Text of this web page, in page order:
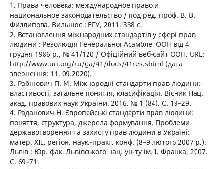
1. Права человека: международное право и
национальное законодательство / под ред. проф. В. В.
Филлипова. Вильнюс : ЕГУ, 2011. 338 с.
2. Встановлення міжнародних стандартів у сфері прав
людини : Резолюція Генеральної Асамблеї ООН від 4
грудня 1986 р., № 41/120 / Офіційний веб-сайт ООН. URL:
http://www.un.org/ru/ga/41/docs/41res.shtml (дата
звернення: 11. 09.2020).
3. Рабінович П. М. Міжнародні стандарти прав людини:
властивості, загальне поняття, класифікація. Вісник Нац.
акад. правових наук України. 2016. № 1 (84). С. 19–29.
4. Раданович Н. Європейські стандарти прав людини:
поняття, структура, джерела формування. Проблеми
державотворення та захисту прав людини в Україні:
матер. ХІІІ регіон. наук.-практ. конф. (8–9 лютого 2007 р.).
Львів : Юр. фак. Львівського нац. ун-ту ім. І. Франка, 2007.
С. 69–71.